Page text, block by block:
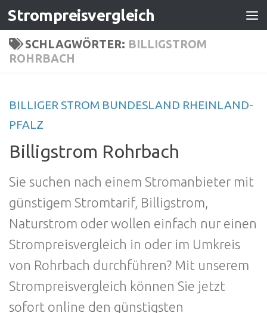
Zum Inhalt springen
Strompreisvergleich
SCHLAGWÖRTER: BILLIGSTROM
ROHRBACH
BILLIGER STROM BUNDESLAND RHEINLAND-
PFALZ
Billigstrom Rohrbach
Sie suchen nach einem Stromanbieter mit
günstigem Stromtarif, Billigstrom,
Naturstrom oder wollen einfach nur einen
Strompreisvergleich in oder im Umkreis
von Rohrbach durchführen? Mit unserem
Strompreisvergleich können Sie jetzt
sofort online den günstigsten